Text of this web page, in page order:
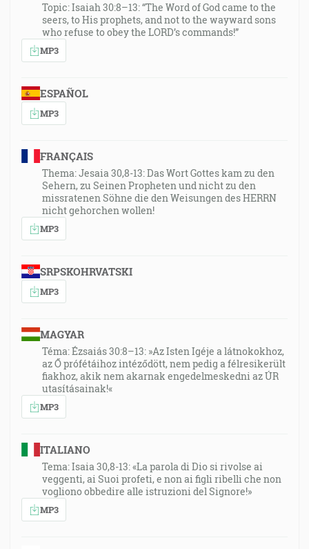
Topic: Isaiah 30:8–13: “The Word of God came to the
seers, to His prophets, and not to the wayward sons
who refuse to obey the LORD’s commands!”
MP3
ESPAÑOL
MP3
FRANÇAIS
Thema: Jesaia 30,8-13: Das Wort Gottes kam zu den
Sehern, zu Seinen Propheten und nicht zu den
missratenen Söhne die den Weisungen des HERRN
nicht gehorchen wollen!
MP3
SRPSKOHRVATSKI
MP3
MAGYAR
Téma: Ézsaiás 30:8–13: »Az Isten Igéje a látnokokhoz,
az Ő prófétáihoz intéződött, nem pedig a félresikerült
fiakhoz, akik nem akarnak engedelmeskedni az ÚR
utasításainak!«
MP3
ITALIANO
Tema: Isaia 30,8-13: «La parola di Dio si rivolse ai
veggenti, ai Suoi profeti, e non ai figli ribelli che non
vogliono obbedire alle istruzioni del Signore!»
MP3